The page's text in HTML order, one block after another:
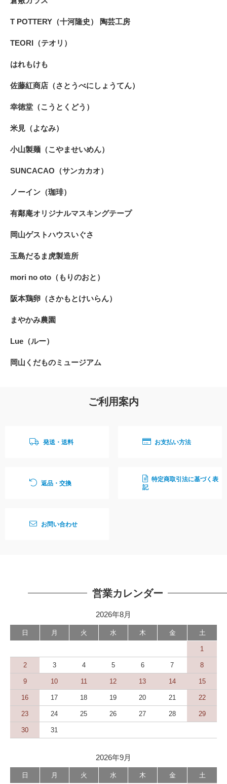
T POTTERY（十河隆史） 陶芸工房
TEORI（テオリ）
はれもけも
佐藤紅商店（さとうべにしょうてん）
幸徳堂（こうとくどう）
米見（よなみ）
小山製麺（こやませいめん）
SUNCACAO（サンカカオ）
ノーイン（珈琲）
有鄰庵オリジナルマスキングテープ
岡山ゲストハウスいぐさ
玉島だるま虎製造所
mori no oto（もりのおと）
阪本鶏卵（さかもとけいらん）
まやかみ農園
Lue（ルー）
岡山くだものミュージアム
ご利用案内
発送・送料 お支払い方法
返品・交換
特定商取引法に基づく表
記
お問い合わせ
営業カレンダー
2026年8月
日 月 火 水 木 金 土
1
2 3 4 5 6 7 8
9 10 11 12 13 14 15
16 17 18 19 20 21 22
23 24 25 26 27 28 29
30 31
2026年9月
日 月 火 水 木 金 土